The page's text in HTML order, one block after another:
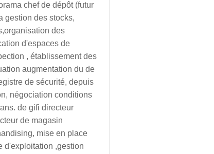
chef de dépôt (futur
gestion des stocks,
des
d'espaces de
, établissement des
augmentation du de
de sécurité, depuis
négociation conditions
de gifi directeur
de magasin
mise en place
d'exploitation ,gestion